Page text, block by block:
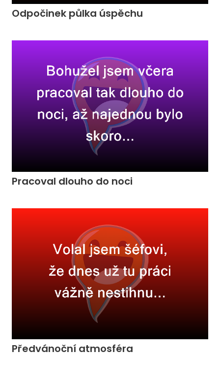
Odpočinek půlka úspěchu
Pracoval dlouho do noci
Předvánoční atmosféra